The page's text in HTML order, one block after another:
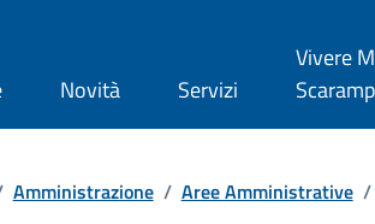
Novità Servizi
Vivere
Amministrazione / Aree Amministrative /